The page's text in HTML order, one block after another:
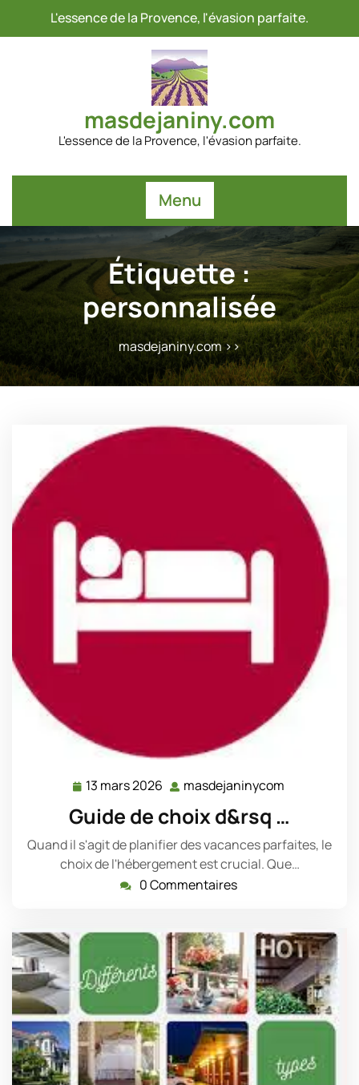
L'essence de la Provence, l'évasion parfaite.
masdejaniny.com
L'essence de la Provence, l'évasion parfaite.
Menu
Étiquette :
personnalisée
masdejaniny.com>>
13 mars 2026 13
mars
2026
masdejaninycom
Guide de choix d&rsq …
Quand il s'agit de planifier des vacances parfaites, le
choix de l'hébergement est crucial. Que…
0 Commentaires